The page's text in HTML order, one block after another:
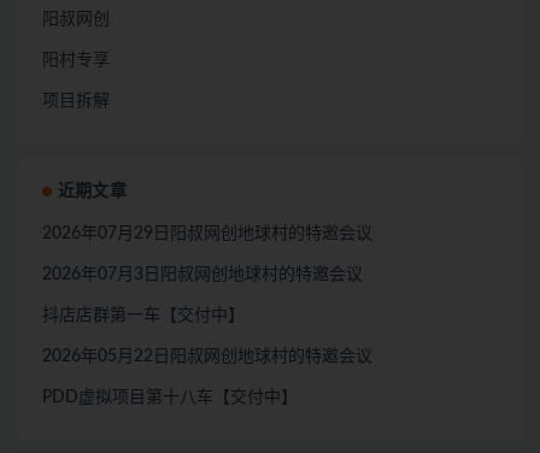
阳叔网创
阳村专享
项目拆解
近期文章
2026年07月29日阳叔网创地球村的特邀会议
2026年07月3日阳叔网创地球村的特邀会议
抖店店群第一车【交付中】
2026年05月22日阳叔网创地球村的特邀会议
PDD虚拟项目第十八车【交付中】